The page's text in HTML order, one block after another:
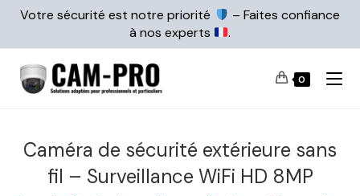
Votre sécurité est notre priorité
– Faites confiance
à nos experts
.
0
Caméra de sécurité extérieure sans
fil – Surveillance WiFi HD 8MP